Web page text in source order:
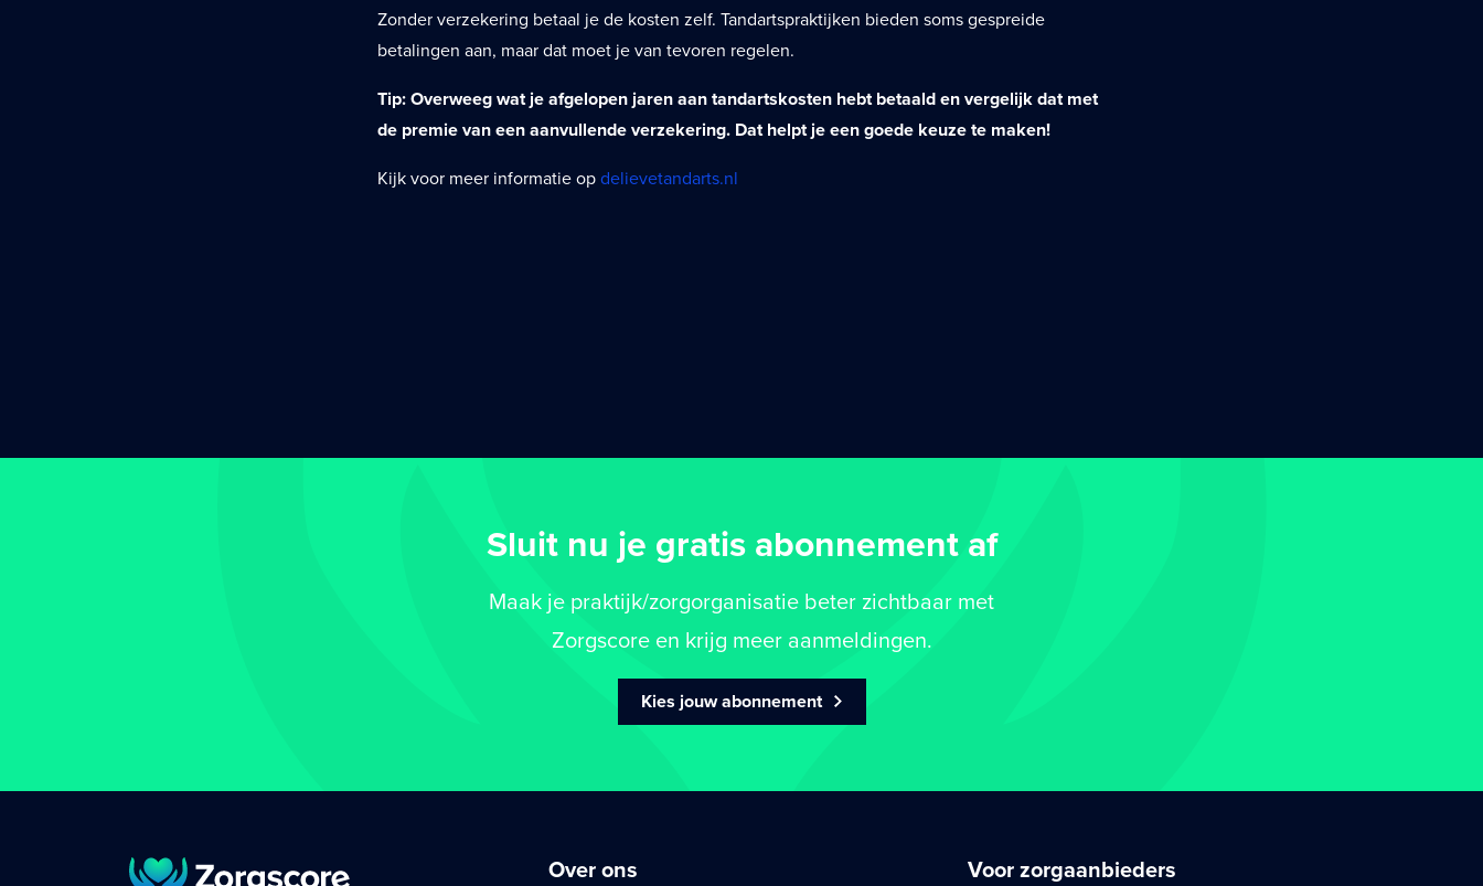
Zonder verzekering betaal je de kosten zelf. Tandartspraktijken bieden soms gespreide
betalingen aan, maar dat moet je van tevoren regelen.
Tip: Overweeg wat je afgelopen jaren aan tandartskosten hebt betaald en vergelijk dat met
de premie van een aanvullende verzekering. Dat helpt je een goede keuze te maken!
Kijk voor meer informatie op delievetandarts.nl
Sluit nu je gratis abonnement af
Maak je praktijk/zorgorganisatie beter zichtbaar met
Zorgscore en krijg meer aanmeldingen.
Kies jouw abonnement
Over ons Voor zorgaanbieders